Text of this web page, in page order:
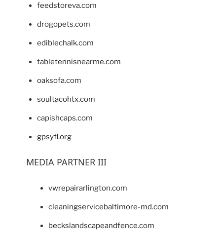
feedstoreva.com
drogopets.com
ediblechalk.com
tabletennisnearme.com
oaksofa.com
soultacohtx.com
capishcaps.com
gpsyfl.org
MEDIA PARTNER III
vwrepairarlington.com
cleaningservicebaltimore-md.com
beckslandscapeandfence.com